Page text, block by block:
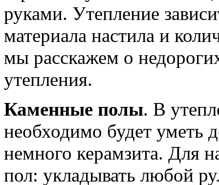
руками. Утепление
материала настила и
мы расскажем о
утепления.
Каменные полы. В
необходимо будет уметь
немного керамзита. Для
пол: укладывать любой